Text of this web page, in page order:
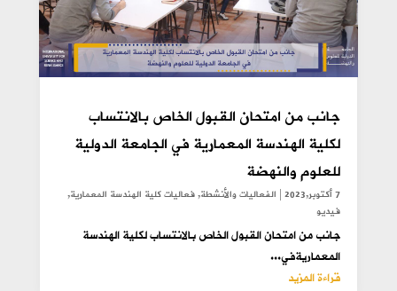
جانب من امتحان القبول الخاص بالانتساب
لكلية الهندسة المعمارية في الجامعة الدولية
للعلوم والنهضة
7 أكتوبر,2023 | الفعاليات والأنشطة,فعاليات كلية الهندسة المعمارية,
فيديو
جانب من امتحان القبول الخاص بالانتساب لكلية الهندسة
المعماريةفي...
قراءة المزيد